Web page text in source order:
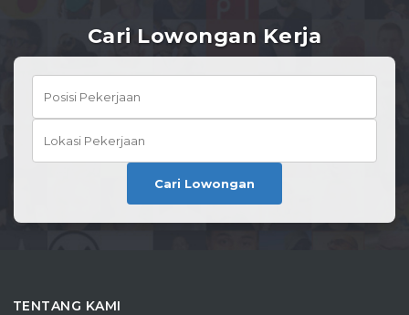
Cari Lowongan Kerja
Cari Lowongan
TENTANG KAMI